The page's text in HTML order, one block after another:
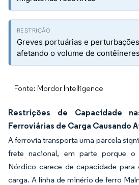
Greves portuárias e
afetando o volume de contêineres
Fonte: Mordor Intelligence
Restrições de Capacidade
Ferroviárias de Carga Causando
A ferrovia transporta uma parcela
frete nacional, em parte porque o
Nórdico carece de capacidade para
carga. A linha de minério de ferro